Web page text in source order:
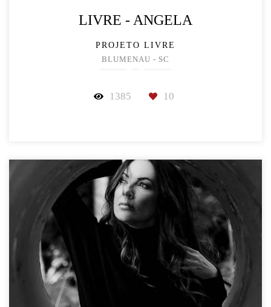
LIVRE - ANGELA
PROJETO LIVRE
BLUMENAU - SC
1385 10